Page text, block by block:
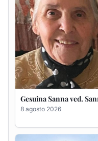
Gesuina Sanna ved.
8 agosto 2026